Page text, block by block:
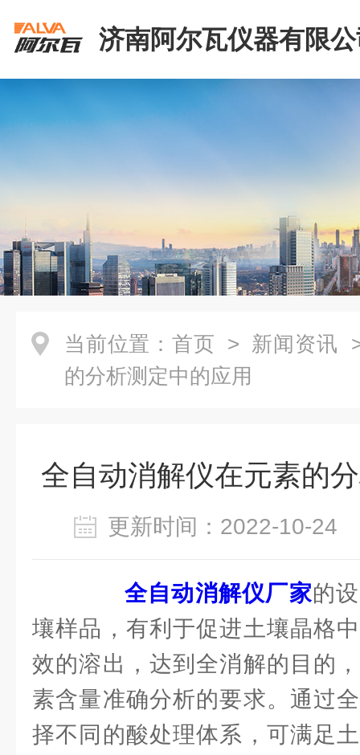
济南阿尔瓦仪器有限
当前位置： 首页 > 新闻资讯
的分析测定中的应用
全自动消解仪在元素的
更新时间：2022-10-
全自动消解仪厂家的
壤样品，有利于促进土壤晶格
效的溶出，达到全消解的目的
素含量准确分析的要求。通过
择不同的酸处理体系，可满足